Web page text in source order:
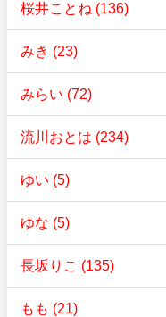
桜井ことね (136)
みき (23)
みらい (72)
流川おとは (234)
ゆい (5)
ゆな (5)
長坂りこ (135)
もも (21)